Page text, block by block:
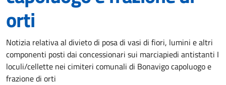
orti
Dettagli della notizia
Notizia relativa al divieto di posa di vasi di fiori, lumini e altri
componenti posti dai concessionari sui marciapiedi antistanti I
loculi/cellette nei cimiteri comunali di Bonavigo capoluogo e
frazione di orti